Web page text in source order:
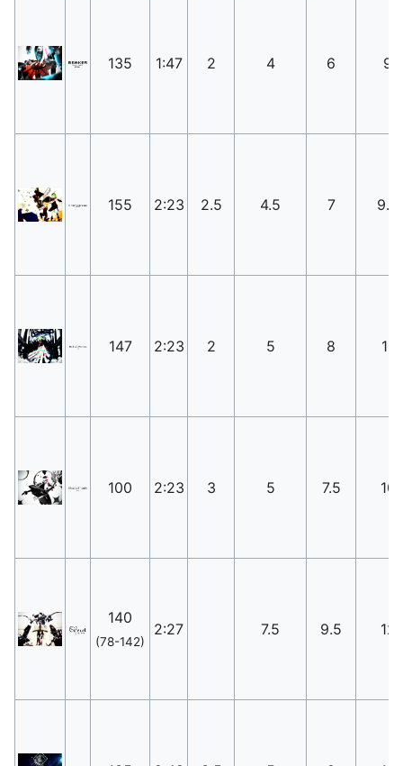
135 1:47 2 4 6 9
155 2:23 2.5 4.5 7 9.5
147 2:23 2 5 8 11
100 2:23 3 5 7.5 10
140
(78-142)
2:27 7.5 9.5 12